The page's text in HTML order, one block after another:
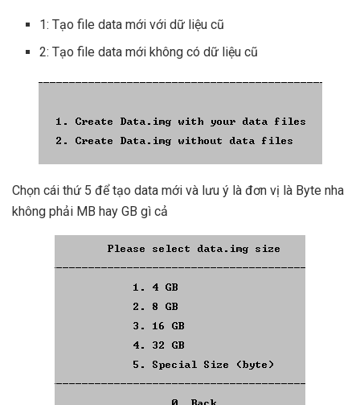
1: Tạo file data mới với dữ liệu cũ
2: Tạo file data mới không có dữ liệu cũ
Chọn cái thứ 5 để tạo data mới và lưu ý là đơn vị là Byte nha
không phải MB hay GB gì cả